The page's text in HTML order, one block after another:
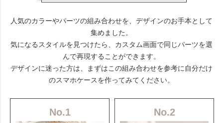
人気のカラーやパーツの組み合わせを、デザインのお手本として
集めました。
気になるスタイルを見つけたら、カスタム画面で同じパーツを選
んで再現することができます。
デザインに迷った方は、まずはこの組み合わせを参考に自分だけ
のスマホケースを作ってみてください。
No.1 No.2